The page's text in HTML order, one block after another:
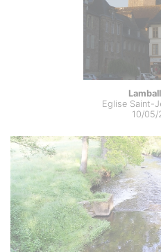
Eglise Saint-
10/05/